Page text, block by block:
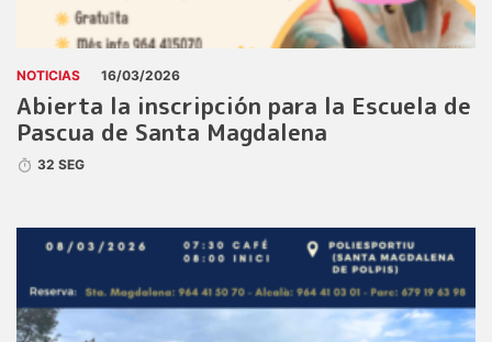
NOTICIAS 16/03/2026
Abierta la inscripción para la Escuela de
Pascua de Santa Magdalena
32 SEG